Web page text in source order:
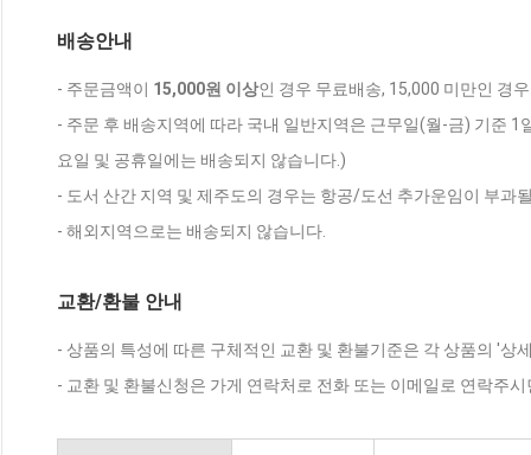
배송안내
- 주문금액이 15,000원 이상인 경우 무료배송, 15,000 미만인 경
- 주문 후 배송지역에 따라 국내 일반지역은 근무일(월-금) 기준
요일 및 공휴일에는 배송되지 않습니다.)
- 도서 산간 지역 및 제주도의 경우는 항공/도선 추가운임이 부과
- 해외지역으로는 배송되지 않습니다.
교환/환불 안내
- 상품의 특성에 따른 구체적인 교환 및 환불기준은 각 상품의 '상
- 교환 및 환불신청은 가게 연락처로 전화 또는 이메일로 연락주